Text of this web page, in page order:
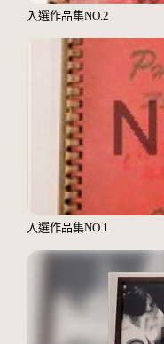
入選作品集NO.2
入選作品集NO.1